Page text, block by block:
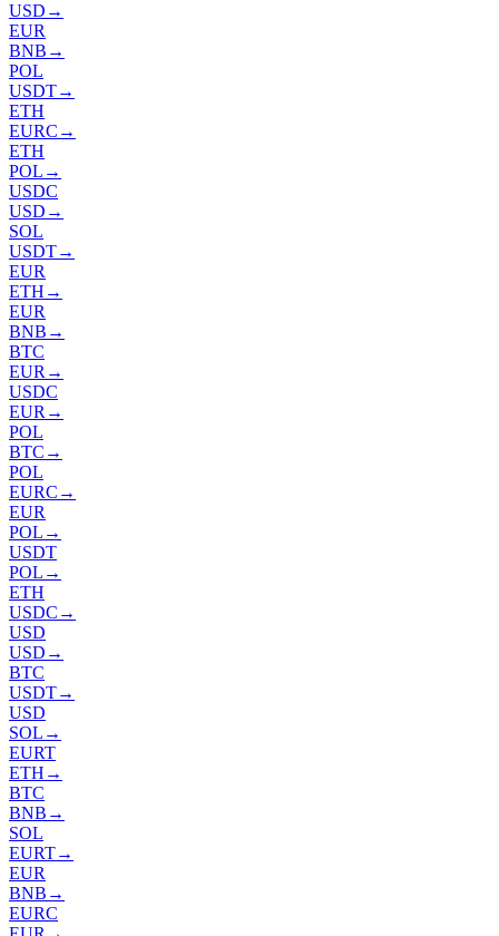
USD →
EUR
BNB →
POL
USDT→
ETH
EURC →
ETH
POL →
USDC
USD →
SOL
USDT→
EUR
ETH →
EUR
BNB →
BTC
EUR →
USDC
EUR →
POL
BTC →
POL
EURC →
EUR
POL →
USDT
POL →
ETH
USDC →
USD
USD →
BTC
USDT→
USD
SOL →
EURT
ETH →
BTC
BNB →
SOL
EURT→
EUR
BNB →
EURC